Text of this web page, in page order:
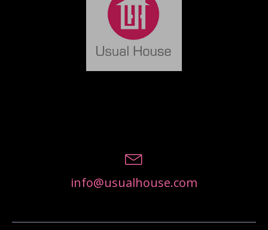
info@usualhouse.com